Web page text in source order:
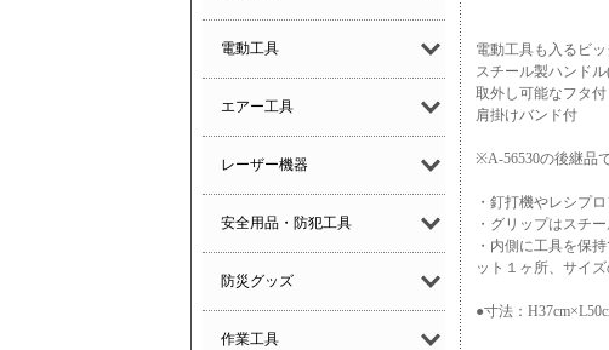
電動工具
エアー工具
レーザー機器
安全用品・防犯工具
防災グッズ
作業工具
電動工具も入るビ
スチール製ハンド
取外し可能なフタ付
肩掛けバンド付
※A-56530の後継品で
・釘打機やレシプ
・グリップはスチ
・内側に工具を保
ット１ヶ所、サイ
●寸法：